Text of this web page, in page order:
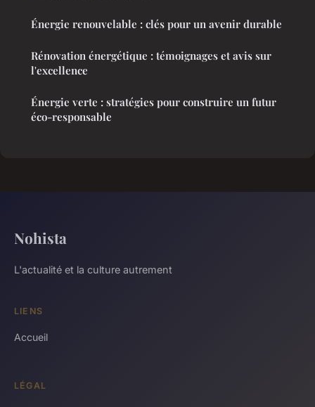
Énergie renouvelable : clés pour un avenir durable
Rénovation énergétique : témoignages et avis sur
l'excellence
Énergie verte : stratégies pour construire un futur
éco-responsable
Nohista
L'actualité et la culture autrement
LIENS
Accueil
LÉGAL